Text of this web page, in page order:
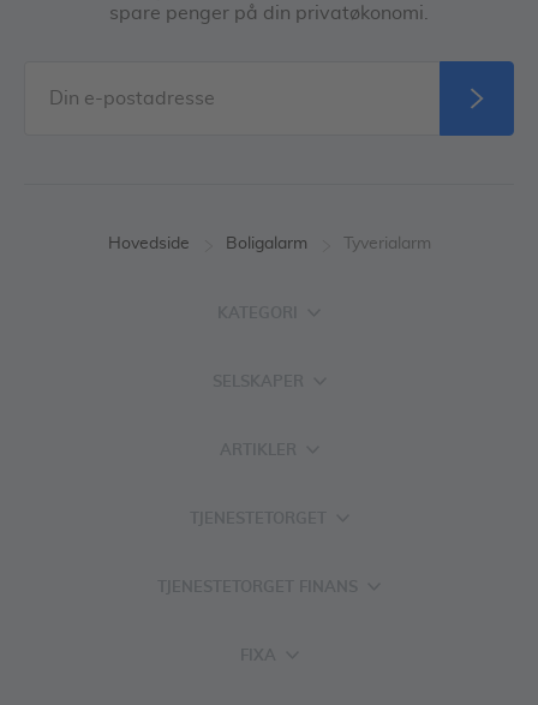
spare penger på din privatøkonomi.
Hovedside Boligalarm Tyverialarm